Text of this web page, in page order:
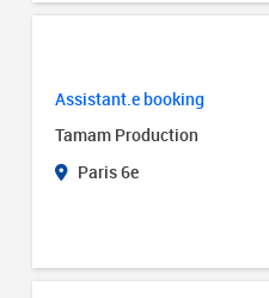
Assistant.e booking
Tamam Production
Paris 6e